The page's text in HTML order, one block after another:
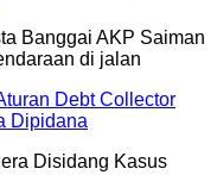
Debt Collector
Dipidana